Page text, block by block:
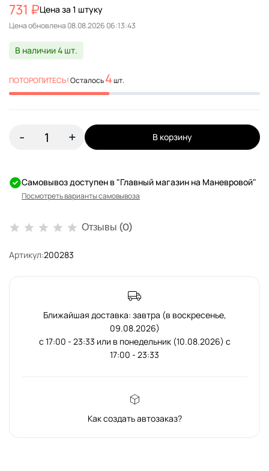
731 ₽Цена за 1 штуку
Цена обновлена
В наличии 4 шт.
ПОТОРОПИТЕСЬ!Осталось4шт.
- + В корзину
Самовывоз доступен в "Главный магазин на Маневровой"
Посмотреть варианты самовывоза
Отзывы (0)
Артикул:200283
Ближайшая доставка: завтра (в воскресенье,
09.08.2026)
с 17:00 - 23:33 или в понедельник (10.08.2026) с
17:00 - 23:33
Как создать автозаказ?